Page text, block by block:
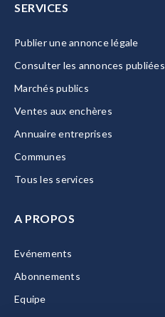
SERVICES
Publier une annonce légale
Consulter les annonces publiées
Marchés publics
Ventes aux enchères
Annuaire entreprises
Communes
Tous les services
A PROPOS
Evénements
Abonnements
Equipe